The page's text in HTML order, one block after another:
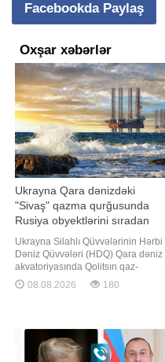
Facebookda Paylaş
Oxşar xəbərlər
Ukrayna Qara dənizdəki
"Sivaş" qazma qurğusunda
Rusiya obyektlərini sıradan
çıxarıb
Ukrayna Silahlı Qüvvələrinin Hərbi
Dəniz Qüvvələri (HDQ) Qara dəniz
akvatoriyasında Qolitsın qaz-
kondensat yatağında yerləşən
"Sivaş" qazma qurğusunda
Ukrayna Silahlı Qüvvələri HDQ-nin
teleqram kanalına istinadən xəbə
08.08.2026 180